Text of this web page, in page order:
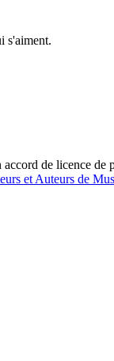
s'aiment.
de licence de
et Auteurs de